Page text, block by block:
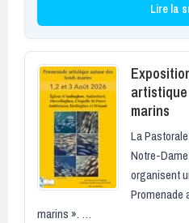
Lire la
marins
La
Notre-
organisent
Promenade
marins ». …